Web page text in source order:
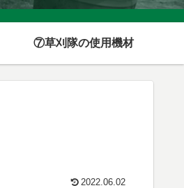
⑦草刈隊の使用機材
2022.06.02